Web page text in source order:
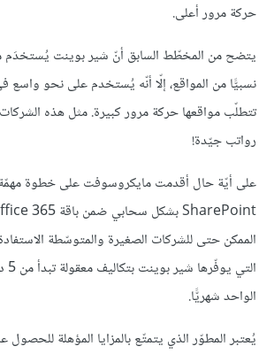
حركة مرور أعلى.
يتضح من المخطّط السابق أنّ شير بوينت يُستخدَم
نسبيًّا من المواقع، إلّا أنّه يُستخدم على نحو واسع
تتطلّب مواقعها حركة مرور كبيرة. مثل هذه
رواتب جيّدة!
على أيّة حال أقدمت مايكروسوفت على خطوة
الممكن حتى للشركات الصغيرة والمتوسّطة الاستفادة
الواحد شهريًّا.